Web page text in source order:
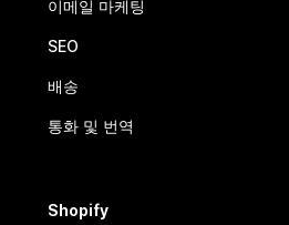
이메일 마케팅
SEO
배송
통화 및 번역
Shopify